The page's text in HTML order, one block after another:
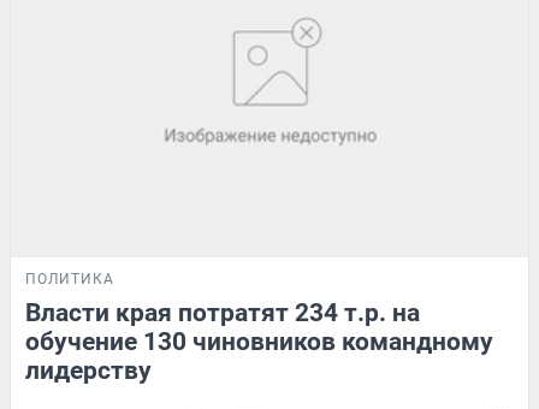
ПОЛИТИКА
Власти края потратят 234 т.р. на
обучение 130 чиновников командному
лидерству